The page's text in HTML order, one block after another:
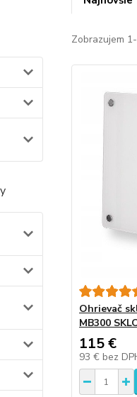
Zobrazujem
Ohrievač
MB300
115 €
93 € bez